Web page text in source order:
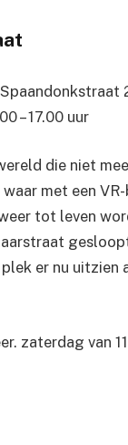
– 17.00 uur
die niet
waar met een
tot leven
er nu uitzien
zaterdag van